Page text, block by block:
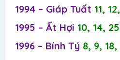
1994 – Giáp Tuất 11,
1995 – Ất Hợi 10, 14,
1996 – Bính Tý 8, 9,